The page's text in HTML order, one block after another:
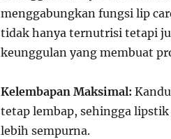
menggabungkan fungsi lip
tidak hanya ternutrisi tetapi
keunggulan yang membuat
Kelembapan Maksimal:
tetap lembap, sehingga
lebih sempurna.